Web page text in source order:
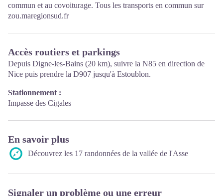
commun et au covoiturage. Tous les transports en commun sur
zou.maregionsud.fr
Accès routiers et parkings
Depuis Digne-les-Bains (20 km), suivre la N85 en direction de
Nice puis prendre la D907 jusqu'à Estoublon.
Stationnement :
Impasse des Cigales
En savoir plus
Découvrez les 17 randonnées de la vallée de l'Asse
Signaler un problème ou une erreur